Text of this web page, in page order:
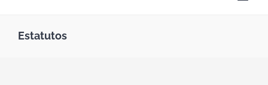
Estatutos